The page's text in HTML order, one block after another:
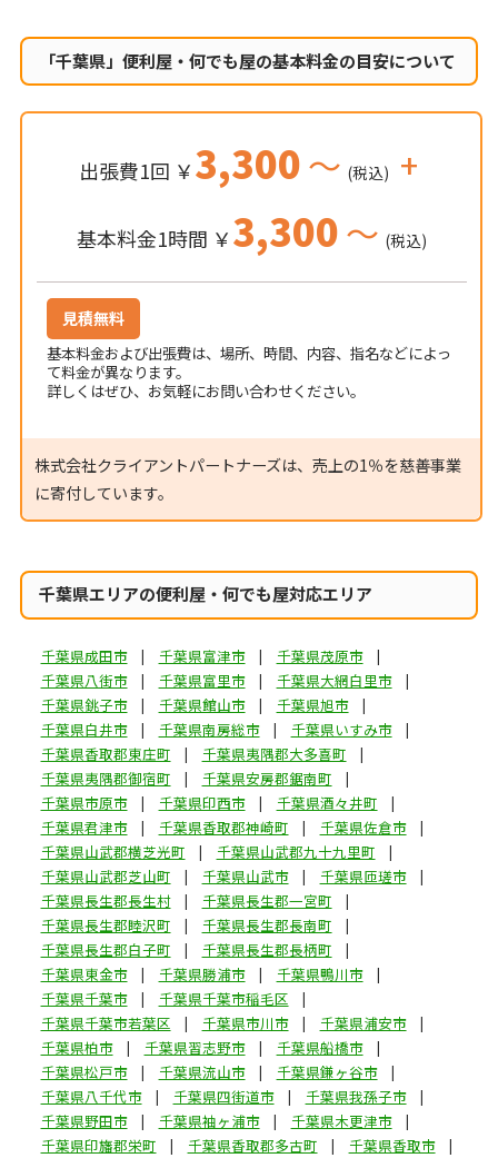
「千葉県」便利屋・何でも屋の基本料金の目安について
出張費1回 ￥3,300～ (税込) +
基本料金1時間 ￥3,300～ (税込)
見積無料
基本料金および出張費は、場所、時間、内容、指名などによっ
て料金が異なります。
詳しくはぜひ、お気軽にお問い合わせください。
株式会社クライアントパートナーズは、売上の1％を慈善事業
に寄付しています。
千葉県エリアの便利屋・何でも屋対応エリア
千葉県成田市 千葉県富津市
千葉県茂原市
千葉県八街市
千葉県富里市
千葉県大網白里市
千葉県銚子市
千葉県館山市
千葉県旭市
千葉県白井市
千葉県南房総市
千葉県いすみ市
千葉県香取郡東庄町
千葉県夷隅郡大多喜町
千葉県夷隅郡御宿町
千葉県安房郡鋸南町
千葉県市原市
千葉県印西市
千葉県酒々井町
千葉県君津市
千葉県香取郡神崎町
千葉県佐倉市
千葉県山武郡横芝光町
千葉県山武郡九十九里町
千葉県山武郡芝山町
千葉県山武市
千葉県匝瑳市
千葉県長生郡長生村
千葉県長生郡一宮町
千葉県長生郡睦沢町
千葉県長生郡長南町
千葉県長生郡白子町
千葉県長生郡長柄町
千葉県東金市
千葉県勝浦市
千葉県鴨川市
千葉県千葉市
千葉県千葉市稲毛区
千葉県千葉市若葉区
千葉県市川市
千葉県浦安市
千葉県柏市
千葉県習志野市
千葉県船橋市
千葉県松戸市
千葉県流山市
千葉県鎌ヶ谷市
千葉県八千代市
千葉県四街道市
千葉県我孫子市
千葉県野田市
千葉県袖ヶ浦市
千葉県木更津市
千葉県印旛郡栄町
千葉県香取郡多古町
千葉県香取市